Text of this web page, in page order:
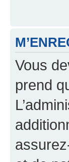
Vous
prend